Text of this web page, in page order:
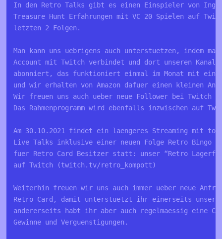
In den Retro Talks gibt es einen Einspieler von
Treasure Hunt Erfahrungen mit VC 20 Spielen auf
letzten 2 Folgen.
Man kann uns uebrigens auch unterstuetzen, indem
Account mit Twitch verbindet und dort unseren
abonniert, das funktioniert einmal im Monat mit
und wir erhalten von Amazon dafuer einen kleinen
Wir freuen uns auch ueber neue Follower bei Twitch
Das Rahmenprogramm wird ebenfalls inzwischen auf
Am 30.10.2021 findet ein laengeres Streaming mit
Live Talks inklusive einer neuen Folge Retro Bingo
fuer Retro Card Besitzer statt: unser “Retro
auf Twitch (twitch.tv/retro_kompott)
Weiterhin freuen wir uns auch immer ueber neue
Retro Card, damit unterstuetzt ihr einerseits
andererseits habt ihr aber auch regelmaessig eine
Gewinne und Verguenstigungen.